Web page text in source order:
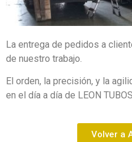
La entrega de pedidos a
de nuestro trabajo.
El orden, la precisión, y la
en el día a día de LEON
Volver a